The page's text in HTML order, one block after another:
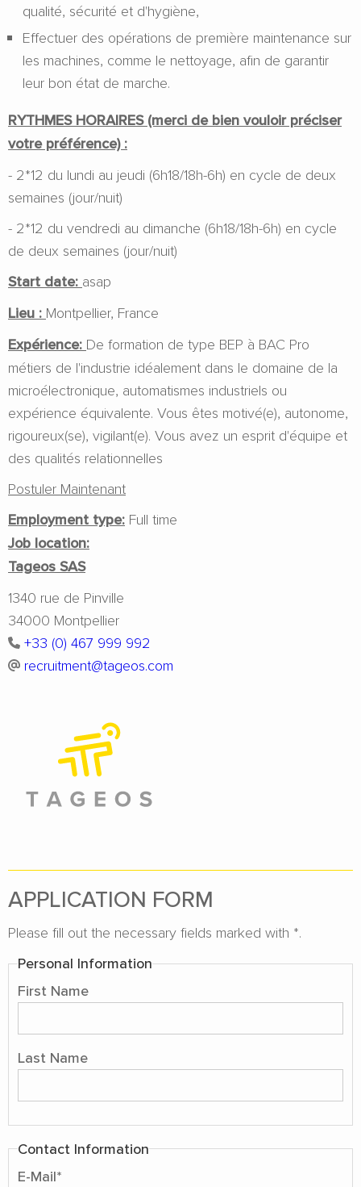
qualité, sécurité et d'hygiène,
Effectuer des opérations de première maintenance sur
les machines, comme le nettoyage, afin de garantir
leur bon état de marche.
RYTHMES HORAIRES (merci de bien vouloir préciser
votre préférence) :
- 2*12 du lundi au jeudi (6h18/18h-6h) en cycle de deux
semaines (jour/nuit)
- 2*12 du vendredi au dimanche (6h18/18h-6h) en cycle
de deux semaines (jour/nuit)
Start date: asap
Lieu : Montpellier, France
Expérience: De formation de type BEP à BAC Pro
métiers de l'industrie idéalement dans le domaine de la
microélectronique, automatismes industriels ou
expérience équivalente. Vous êtes motivé(e), autonome,
rigoureux(se), vigilant(e). Vous avez un esprit d'équipe et
des qualités relationnelles
Postuler Maintenant
Employment type: Full time
Job location:
Tageos SAS
1340 rue de Pinville
34000 Montpellier
+33 (0) 467 999 992
recruitment@tageos.com
APPLICATION FORM
Please fill out the necessary fields marked with *.
Personal Information
First Name
Last Name
Contact Information
E-Mail*